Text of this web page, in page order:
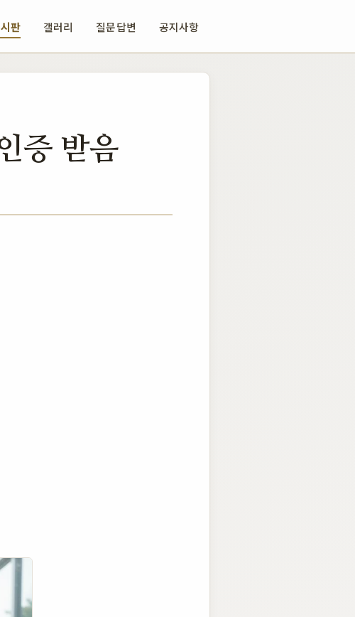
판 갤러리 질문답변 공지사항
증 받음